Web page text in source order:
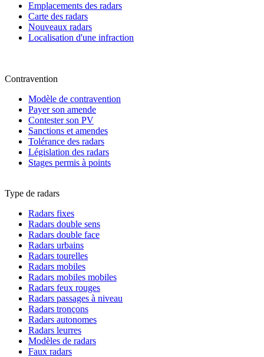
Emplacements des radars
Carte des radars
Nouveaux radars
Localisation d'une infraction
Contravention
Modèle de contravention
Payer son amende
Contester son PV
Sanctions et amendes
Tolérance des radars
Législation des radars
Stages permis à points
Type de radars
Radars fixes
Radars double sens
Radars double face
Radars urbains
Radars tourelles
Radars mobiles
Radars mobiles mobiles
Radars feux rouges
Radars passages à niveau
Radars tronçons
Radars autonomes
Radars leurres
Modèles de radars
Faux radars